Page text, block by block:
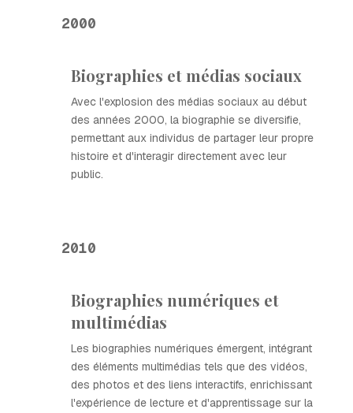
2000
Biographies et médias sociaux
Avec l'explosion des médias sociaux au début
des années 2000, la biographie se diversifie,
permettant aux individus de partager leur propre
histoire et d'interagir directement avec leur
public.
2010
Biographies numériques et
multimédias
Les biographies numériques émergent, intégrant
des éléments multimédias tels que des vidéos,
des photos et des liens interactifs, enrichissant
l'expérience de lecture et d'apprentissage sur la